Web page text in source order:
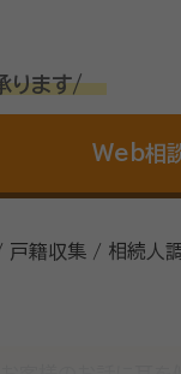
ります/
Web相
籍収集 / 相続人